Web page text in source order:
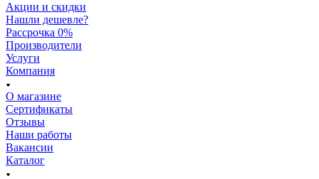
Акции и скидки
Нашли дешевле?
Рассрочка 0%
Производители
Услуги
Компания
О магазине
Сертификаты
Отзывы
Наши работы
Вакансии
Каталог